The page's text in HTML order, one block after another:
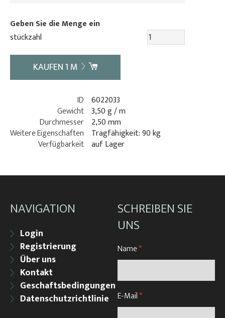
Geben Sie die Menge ein
stückzahl
KAUFEN1 M
ID 6022033
Gewicht 3,50 g / m
Durchmesser 2,50 mm
Weitere Eigenschaften
Tragfähigkeit: 90 kg
Verfügbarkeit auf Lager
NAVIGATION
Login
Registrierung
Über uns
Kontakt
Geschaftsbedingungen
Datenschutzrichtlinie
SCHREIBEN SIE
UNS
Name*
E-Mail*